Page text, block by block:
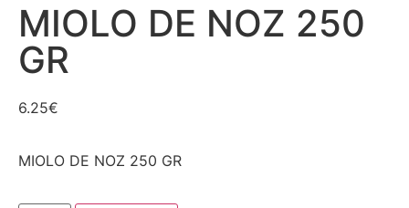
MIOLO DE NOZ 250
GR
6.25€
MIOLO DE NOZ 250 GR